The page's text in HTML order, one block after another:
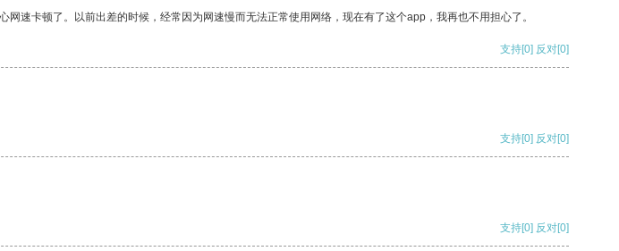
速卡顿了。以前出差的时候，经常因为网速慢而无法正常使用网络，现在有了这个app，我再也不用担心了。
支持[0] 反对[0]
支持[0] 反对[0]
支持[0] 反对[0]